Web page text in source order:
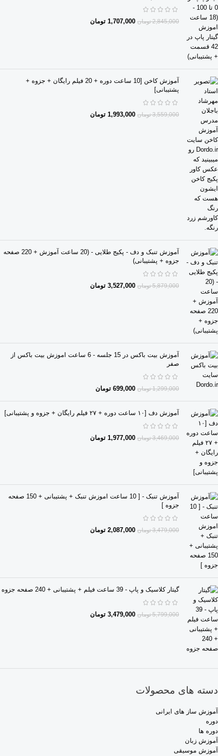
2,845,000 تومان 1,707,000 تومان
آموزش کاخن [10 ساعت دوره + 20 فیلم رایگان + جزوه +
پشتیبانی]
3,559,000 تومان 1,993,000 تومان
آموزش تنبک و دف - پکیج طلایی - (20 ساعت آموزش + 220 صفحه
جزوه + پشتیبانی)
5,879,000 تومان 3,527,000 تومان
آموزش بیت باکس در 15 جلسه - 6 ساعت اموزش بیت باکس از
صفر
1,299,000 تومان 699,000 تومان
آموزش دف [۱۰ ساعت دوره + ۲۷ فیلم رایگان + جزوه و پشتیبانی]
3,469,000 تومان 1,977,000 تومان
آموزش تنبک - [ 10 ساعت اموزش تنبک + پشتیبانی + 150 صفحه
جزوه ]
3,479,000 تومان 2,087,000 تومان
گیتار کلاسیک و پاپ - 39 ساعت فیلم + پشتیبانی + 240 صفحه جزوه
5,799,000 تومان 3,479,000 تومان
دسته های محصولات
آموزش ساز های ایرانی
دوره
دوره ها
آموزش زبان
آموزش موسیقی